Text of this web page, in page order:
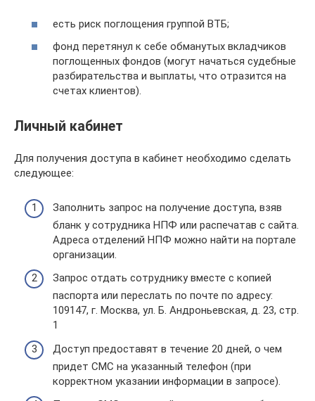
есть риск поглощения группой ВТБ;
фонд перетянул к себе обманутых вкладчиков
поглощенных фондов (могут начаться судебные
разбирательства и выплаты, что отразится на
счетах клиентов).
Личный кабинет
Для получения доступа в кабинет необходимо сделать
следующее:
Заполнить запрос на получение доступа, взяв
бланк у сотрудника НПФ или распечатав с сайта.
Адреса отделений НПФ можно найти на портале
организации.
Запрос отдать сотруднику вместе с копией
паспорта или переслать по почте по адресу:
109147, г. Москва, ул. Б. Андроньевская, д. 23, стр.
1
Доступ предоставят в течение 20 дней, о чем
придет СМС на указанный телефон (при
корректном указании информации в запросе).